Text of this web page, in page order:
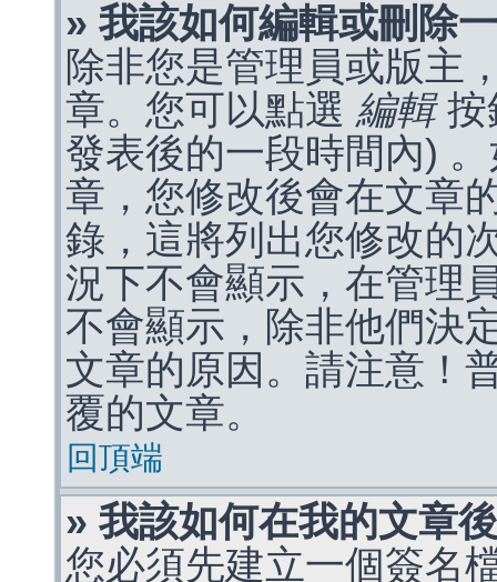
» 我該如何編輯或刪除
除非您是管理員或版主
章。您可以點選 編輯按
發表後的一段時間內)
章，您修改後會在文章
錄，這將列出您修改的
況下不會顯示，在管理
不會顯示，除非他們決
文章的原因。請注意！
覆的文章。
回頂端
» 我該如何在我的文章
您必須先建立一個簽名